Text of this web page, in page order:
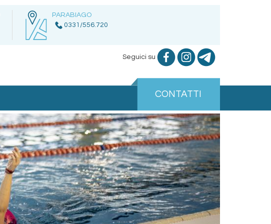
PARABIAGO
0331/556.720
Seguici su
CONTATTI